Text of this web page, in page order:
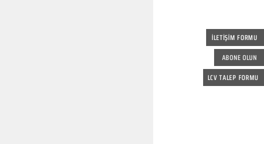
İLETİŞİM FORMU
ABONE OLUN
LCV TALEP FORMU